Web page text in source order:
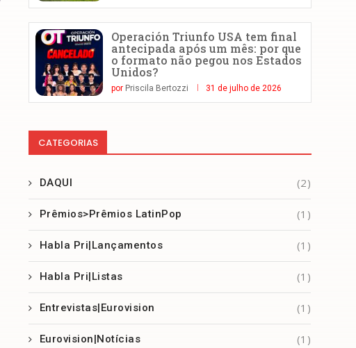
Operación Triunfo USA tem final
antecipada após um mês: por que
o formato não pegou nos Estados
Unidos?
por Priscila Bertozzi 31 de julho de 2026
CATEGORIAS
DAQUI (2)
Prêmios>Prêmios LatinPop (1)
Habla Pri|Lançamentos (1)
Habla Pri|Listas (1)
Entrevistas|Eurovision (1)
Eurovision|Notícias (1)